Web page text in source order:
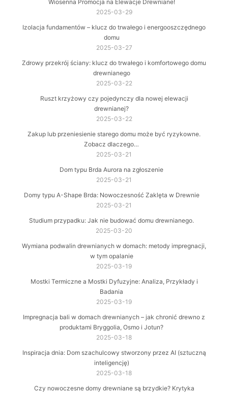
Wiosenna Promocja na Elewacje Drewniane!
2025-03-29
Izolacja fundamentów – klucz do trwałego i energooszczędnego
domu
2025-03-27
Zdrowy przekrój ściany: klucz do trwałego i komfortowego domu
drewnianego
2025-03-22
Ruszt krzyżowy czy pojedynczy dla nowej elewacji
drewnianej?
2025-03-22
Zakup lub przeniesienie starego domu może być ryzykowne.
Zobacz dlaczego…
2025-03-21
Dom typu Brda Aurora na zgłoszenie
2025-03-21
Domy typu A-Shape Brda: Nowoczesność Zaklęta w Drewnie
2025-03-21
Studium przypadku: Jak nie budować domu drewnianego.
2025-03-20
Wymiana podwalin drewnianych w domach: metody impregnacji,
w tym opalanie
2025-03-19
Mostki Termiczne a Mostki Dyfuzyjne: Analiza, Przykłady i
Badania
2025-03-19
Impregnacja bali w domach drewnianych – jak chronić drewno z
produktami Bryggolia, Osmo i Jotun?
2025-03-18
Inspiracja dnia: Dom szachulcowy stworzony przez AI (sztuczną
inteligencję)
2025-03-18
Czy nowoczesne domy drewniane są brzydkie? Krytyka